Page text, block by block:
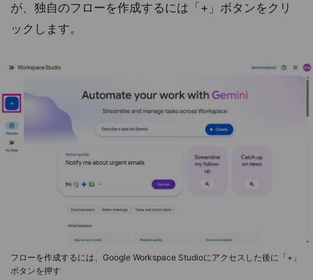
が、独自のフローを作成するには「+」ボタンをクリ
ックします。
フローを作成するには、Google Workspace Studioにアクセスした後に「+」
ボタンを押す